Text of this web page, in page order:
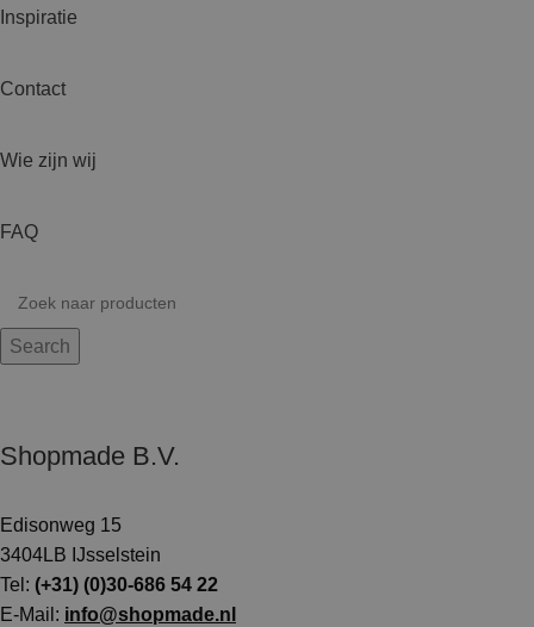
Inspiratie
Contact
Wie zijn wij
FAQ
Search
Shopmade B.V.
Edisonweg 15
3404LB IJsselstein
Tel: (+31) (0)30-686 54 22
E-Mail: info@shopmade.nl